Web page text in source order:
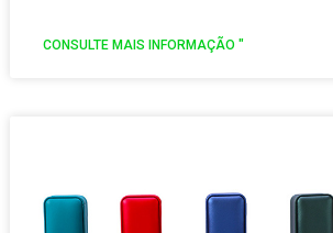
CONSULTE MAIS INFORMAÇÃO "